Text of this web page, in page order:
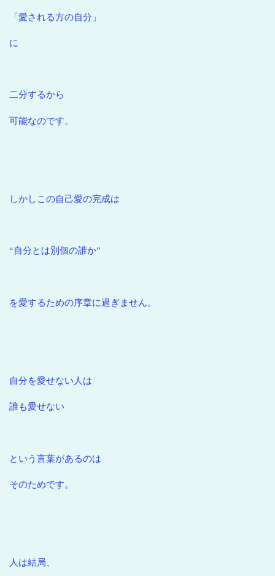
「愛される方の自分」
に
二分するから
可能なのです。
しかしこの自己愛の完成は
“自分とは別個の誰か”
を愛するための序章に過ぎません。
自分を愛せない人は
誰も愛せない
という言葉があるのは
そのためです。
人は結局、